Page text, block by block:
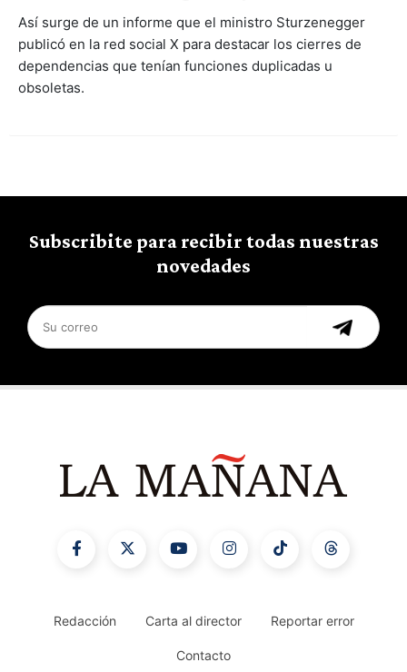
Así surge de un informe que el ministro Sturzenegger
publicó en la red social X para destacar los cierres de
dependencias que tenían funciones duplicadas u
obsoletas.
Subscribite para recibir todas nuestras
novedades
Redacción Carta al director Reportar error
Contacto